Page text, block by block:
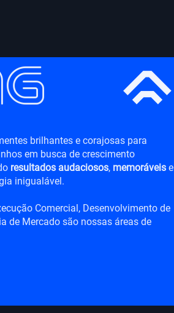
brilhantes e corajosas para
em busca de crescimento
resultados audaciosos, memoráveis e
inigualável.
Comercial, Desenvolvimento de
de Mercado são nossas áreas de